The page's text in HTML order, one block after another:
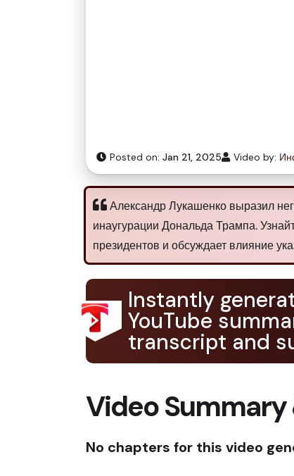
Posted on: Jan 21, 2025 Video by:
Александр Лукашенко выразил
инаугурации Дональда Трампа.
президентов и обсуждает влияние
Instantly
YouTube
transcript and
Video
No chapters for this video